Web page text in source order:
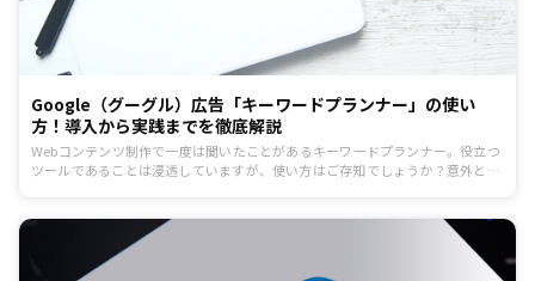
Google（グーグル）広告「キーワードプランナー」の使い
方！導入から実践までを徹底解説
Webコンテンツ制作で一度は聞いたことがあるキーワードプランナー。役立つ
ツールであることは浸透していますが、使い方はご存知でしょうか？意外と理